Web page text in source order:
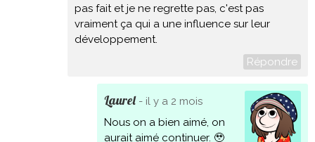
pas fait et je ne regrette pas, c'est pas
vraiment ça qui a une influence sur leur
développement.
Répondre
Laurel- il y a 2 mois
Nous on a bien aimé, on
aurait aimé continuer. 🥹